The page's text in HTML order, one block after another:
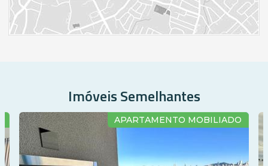
Gás Central
Elevador
Depósito
Imóveis Semelhantes
APARTAMENTO MOBILIADO